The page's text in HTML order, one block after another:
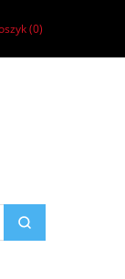
(0)